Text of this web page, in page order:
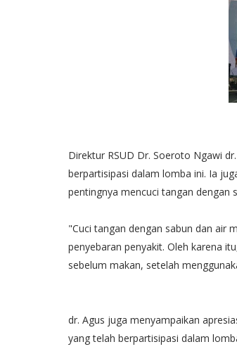
Direktur RSUD Dr. Soeroto Ngawi
berpartisipasi dalam lomba ini. Ia
pentingnya mencuci tangan dengan
"Cuci tangan dengan sabun dan air
penyebaran penyakit. Oleh karena
sebelum makan, setelah
dr. Agus juga menyampaikan
yang telah berpartisipasi dalam